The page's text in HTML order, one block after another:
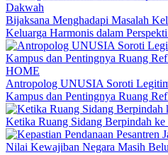
Dakwah
Bijaksana Menghadapi Masalah
Keluarga Harmonis dalam
HOME
Antropolog UNUSIA Soroti
Kampus dan Pentingnya Ruang
Ketika Ruang Sidang Berpindah ke